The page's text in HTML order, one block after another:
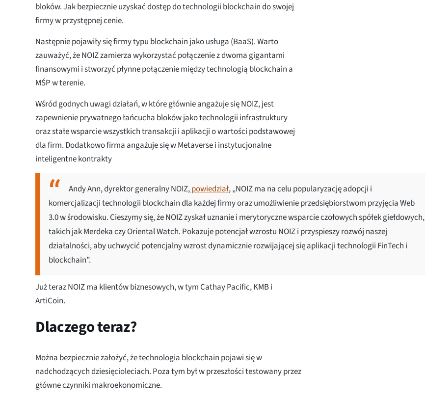
bloków. Jak bezpiecznie uzyskać dostęp do technologii blockchain do swojej
firmy w przystępnej cenie.
Następnie pojawiły się firmy typu blockchain jako usługa (BaaS). Warto
zauważyć, że NOIZ zamierza wykorzystać połączenie z dwoma gigantami
finansowymi i stworzyć płynne połączenie między technologią blockchain a
MŚP w terenie.
Wśród godnych uwagi działań, w które głównie angażuje się NOIZ, jest
zapewnienie prywatnego łańcucha bloków jako technologii infrastruktury
oraz stałe wsparcie wszystkich transakcji i aplikacji o wartości podstawowej
dla firm. Dodatkowo firma angażuje się w Metaverse i instytucjonalne
inteligentne kontrakty
Andy Ann, dyrektor generalny NOIZ,powiedział, „NOIZ ma na celu popularyzację adopcji i
komercjalizacji technologii blockchain dla każdej firmy oraz umożliwienie przedsiębiorstwom przyjęcia Web
3.0 w środowisku. Cieszymy się, że NOIZ zyskał uznanie i merytoryczne wsparcie czołowych spółek giełdowych,
takich jak Merdeka czy Oriental Watch. Pokazuje potencjał wzrostu NOIZ i przyspieszy rozwój naszej
działalności, aby uchwycić potencjalny wzrost dynamicznie rozwijającej się aplikacji technologii FinTech i
blockchain”.
Już teraz NOIZ ma klientów biznesowych, w tym Cathay Pacific, KMB i
ArtiCoin.
Dlaczego teraz?
Można bezpiecznie założyć, że technologia blockchain pojawi się w
nadchodzących dziesięcioleciach. Poza tym był w przeszłości testowany przez
główne czynniki makroekonomiczne.